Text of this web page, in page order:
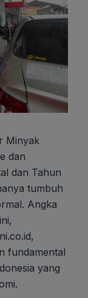
Minyak
dan
dan Tahun
tumbuh
Angka
fundamental
yang